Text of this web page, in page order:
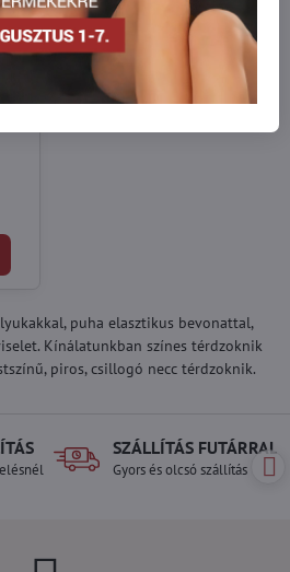
NANA RETE Lores - Méret:
RETE Lores - Szín:
NANA RETE Lores - Szín:
puha elasztikus bevonattal,
Kínálatunkban színes térdzoknik
piros, csillogó necc térdzoknik.
SZÁLLÍTÁS FUTÁRRAL
Gyors és olcsó szállítás